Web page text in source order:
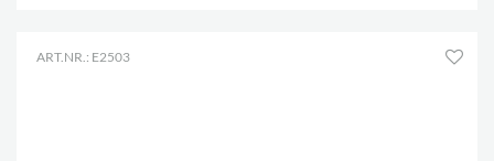
ART.NR.: E2503